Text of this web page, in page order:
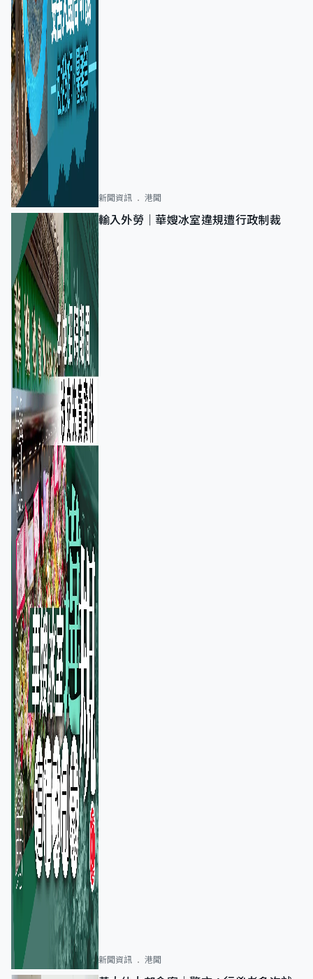
新聞資訊 港聞
輸入外勞｜華嫂冰室違規遭行政制裁
新聞資訊 港聞